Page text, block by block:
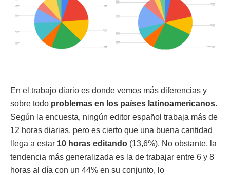
En el trabajo diario es donde vemos más diferencias y
sobre todo problemas en los países latinoamericanos.
Según la encuesta, ningún editor español trabaja más de
12 horas diarias, pero es cierto que una buena cantidad
llega a estar 10 horas editando (13,6%). No obstante, la
tendencia más generalizada es la de trabajar entre 6 y 8
horas al día con un 44% en su conjunto, lo